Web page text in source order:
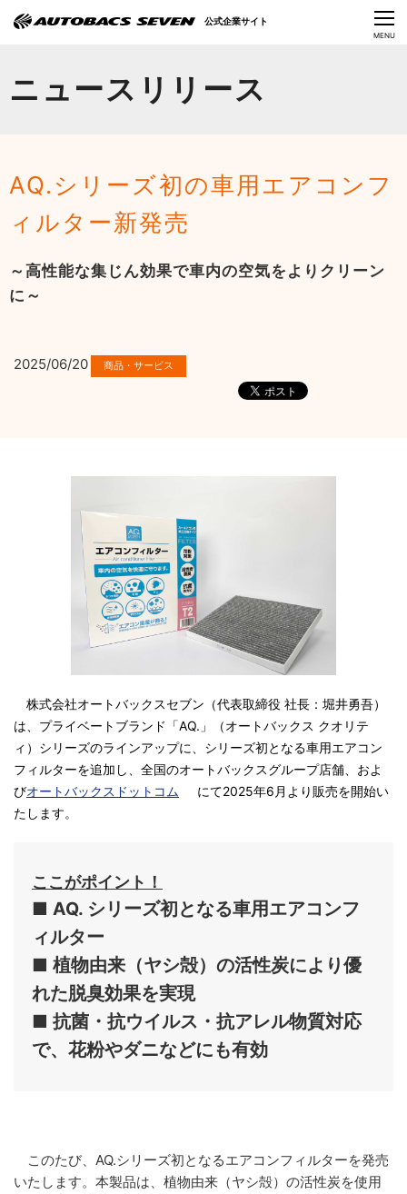
CLOSE
MENU
ニュースリリース
AQ.シリーズ初の車用エアコンフ
ィルター新発売
～高性能な集じん効果で車内の空気をよりクリーン
に～
2025/06/20
株式会社オートバックスセブン（代表取締役 社長：堀井勇吾）
は、プライベートブランド「AQ.」（オートバックス クオリテ
ィ）シリーズのラインアップに、シリーズ初となる車用エアコン
フィルターを追加し、全国のオートバックスグループ店舗、およ
びオートバックスドットコム
にて2025年6月より販売を開始い
たします。
ここがポイント！
■ AQ. シリーズ初となる車用エアコンフ
ィルター
■ 植物由来（ヤシ殻）の活性炭により優
れた脱臭効果を実現
■ 抗菌・抗ウイルス・抗アレル物質対応
で、花粉やダニなどにも有効
このたび、AQ.シリーズ初となるエアコンフィルターを発売
いたします。本製品は、植物由来（ヤシ殻）の活性炭を使用
公式企業サイト
サステナビリティ
Language